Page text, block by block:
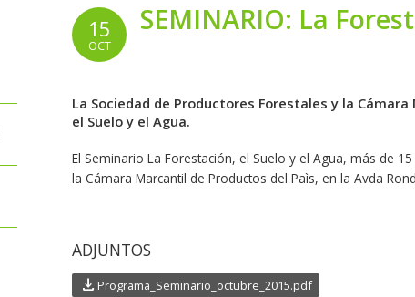
15
OCT
SEMINARIO: La
La Sociedad de Productores Forestales y la
el Suelo y el Agua.
El Seminario La Forestación, el Suelo y el Agua, más de
la Cámara Marcantil de Productos del Paìs, en la Avda
ADJUNTOS
download Programa_Seminario_octubre_2015.pdf